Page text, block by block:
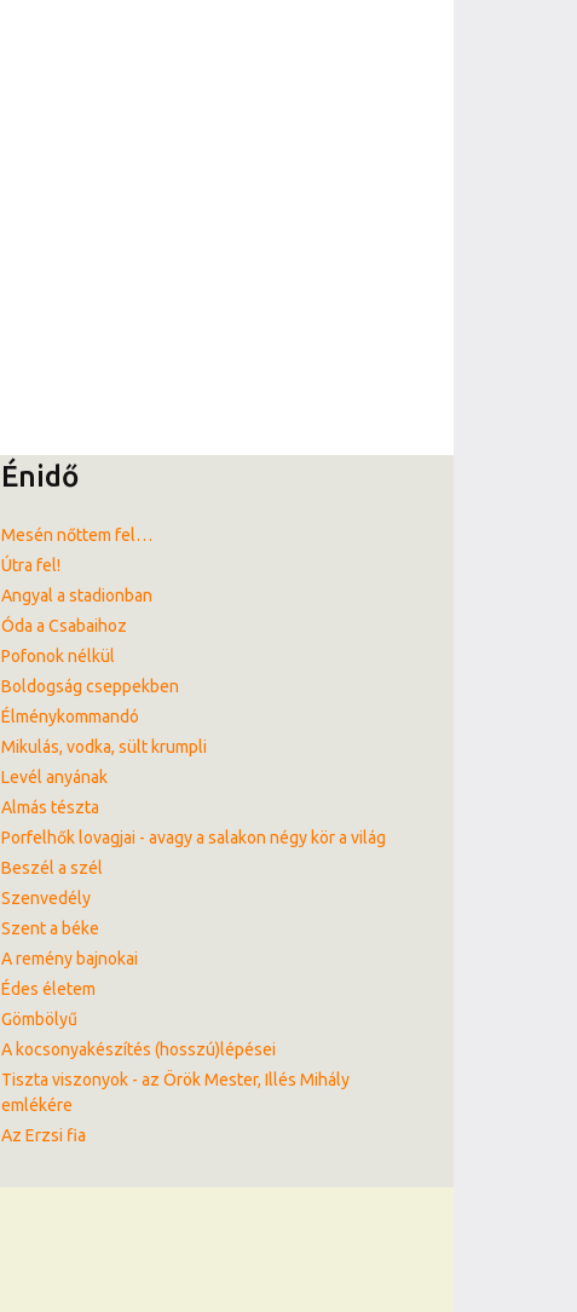
Énidő
Mesén nőttem fel…
Útra fel!
Angyal a stadionban
Óda a Csabaihoz
Pofonok nélkül
Boldogság cseppekben
Élménykommandó
Mikulás, vodka, sült krumpli
Levél anyának
Almás tészta
Porfelhők lovagjai - avagy a salakon négy kör a világ
Beszél a szél
Szenvedély
Szent a béke
A remény bajnokai
Édes életem
Gömbölyű
A kocsonyakészítés (hosszú)lépései
Tiszta viszonyok - az Örök Mester, Illés Mihály
emlékére
Az Erzsi fia